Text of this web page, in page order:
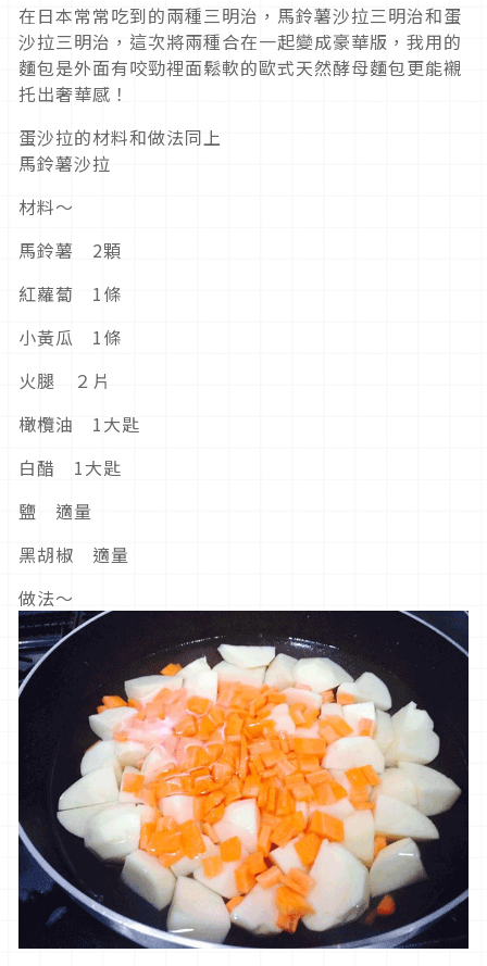
在日本常常吃到的兩種三明治，馬鈴薯沙拉三明治和蛋
沙拉三明治，這次將兩種合在一起變成豪華版，我用的
麵包是外面有咬勁裡面鬆軟的歐式天然酵母麵包更能襯
托出奢華感！
蛋沙拉的材料和做法同上
馬鈴薯沙拉
材料～
馬鈴薯 2顆
紅蘿蔔 1條
小黃瓜 1條
火腿 ２片
橄欖油 1大匙
白醋 1大匙
鹽 適量
黑胡椒 適量
做法～